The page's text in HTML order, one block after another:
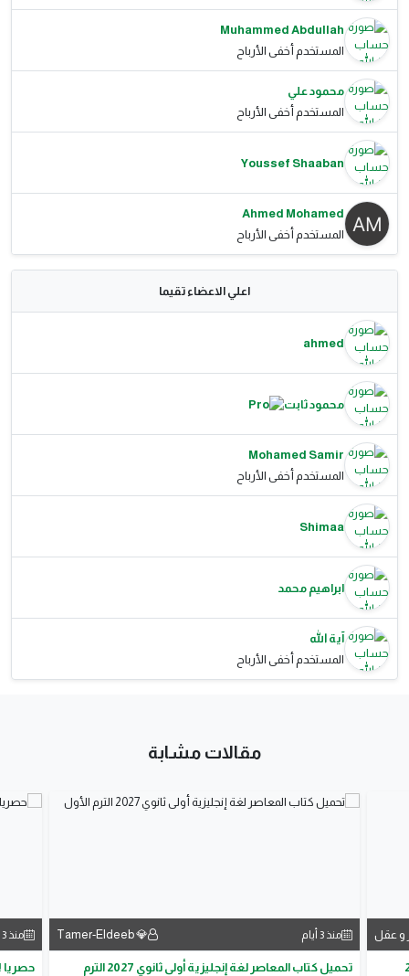
Muhammed Abdullah
المستخدم أخفى الأرباح
محمود علي
المستخدم أخفى الأرباح
Youssef Shaaban
Ahmed Mohamed
المستخدم أخفى الأرباح
اعلي الاعضاء تقيما
ahmed
محمود ثابت
Mohamed Samir
المستخدم أخفى الأرباح
Shimaa
ابراهيم محمد
آية الله
المستخدم أخفى الأرباح
مقالات مشابة
و عقل منذ 3 أيام 💎 Tamer-Eldeeb
تحميل كتاب المعاصر لغة إنجليزية أولى ثانوي 2027 الترم
منذ 3 أيام
حصريا !